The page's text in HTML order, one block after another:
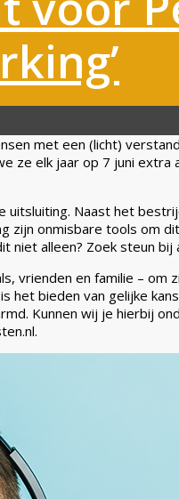
met een (licht)
elk jaar op 7 juni extra
Naast het
onmisbare tools om
alleen? Zoek steun
en familie –
bieden van gelijke
Kunnen wij je hierbij